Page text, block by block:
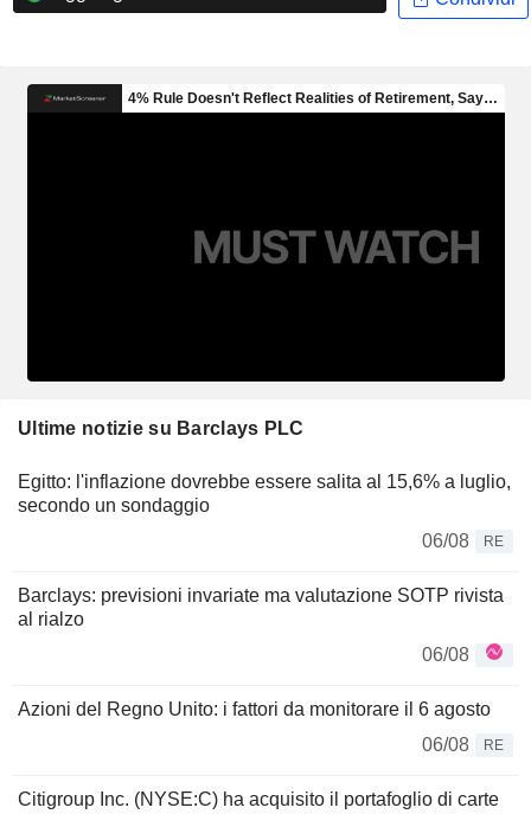
Ultime notizie su Barclays PLC
Egitto: l'inflazione dovrebbe essere salita al 15,6% a luglio,
secondo un sondaggio
06/08
RE
Barclays: previsioni invariate ma valutazione SOTP rivista
al rialzo
06/08
Azioni del Regno Unito: i fattori da monitorare il 6 agosto
06/08
RE
Citigroup Inc. (NYSE:C) ha acquisito il portafoglio di carte